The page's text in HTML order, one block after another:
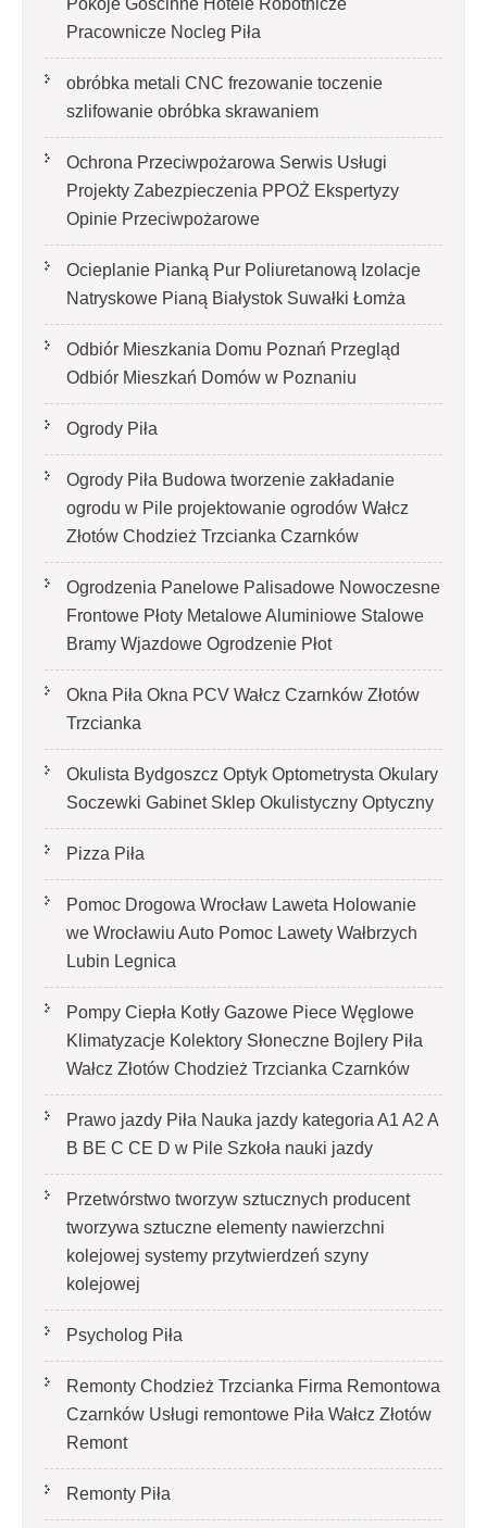
Pokoje Gościnne Hotele Robotnicze
Pracownicze Nocleg Piła
obróbka metali CNC frezowanie toczenie
szlifowanie obróbka skrawaniem
Ochrona Przeciwpożarowa Serwis Usługi
Projekty Zabezpieczenia PPOŻ Ekspertyzy
Opinie Przeciwpożarowe
Ocieplanie Pianką Pur Poliuretanową Izolacje
Natryskowe Pianą Białystok Suwałki Łomża
Odbiór Mieszkania Domu Poznań Przegląd
Odbiór Mieszkań Domów w Poznaniu
Ogrody Piła
Ogrody Piła Budowa tworzenie zakładanie
ogrodu w Pile projektowanie ogrodów Wałcz
Złotów Chodzież Trzcianka Czarnków
Ogrodzenia Panelowe Palisadowe Nowoczesne
Frontowe Płoty Metalowe Aluminiowe Stalowe
Bramy Wjazdowe Ogrodzenie Płot
Okna Piła Okna PCV Wałcz Czarnków Złotów
Trzcianka
Okulista Bydgoszcz Optyk Optometrysta Okulary
Soczewki Gabinet Sklep Okulistyczny Optyczny
Pizza Piła
Pomoc Drogowa Wrocław Laweta Holowanie
we Wrocławiu Auto Pomoc Lawety Wałbrzych
Lubin Legnica
Pompy Ciepła Kotły Gazowe Piece Węglowe
Klimatyzacje Kolektory Słoneczne Bojlery Piła
Wałcz Złotów Chodzież Trzcianka Czarnków
Prawo jazdy Piła Nauka jazdy kategoria A1 A2 A
B BE C CE D‎ w Pile Szkoła nauki jazdy
Przetwórstwo tworzyw sztucznych producent
tworzywa sztuczne elementy nawierzchni
kolejowej systemy przytwierdzeń szyny
kolejowej
Psycholog Piła
Remonty Chodzież Trzcianka Firma Remontowa
Czarnków Usługi remontowe Piła Wałcz Złotów
Remont
Remonty Piła